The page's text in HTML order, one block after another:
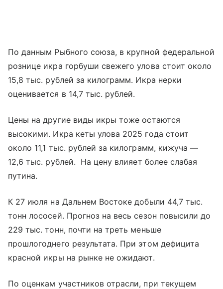
По данным Рыбного союза, в крупной федеральной
рознице икра горбуши свежего улова стоит около
15,8 тыс. рублей за килограмм. Икра нерки
оценивается в 14,7 тыс. рублей.
Цены на другие виды икры тоже остаются
высокими. Икра кеты улова 2025 года стоит
около 11,1 тыс. рублей за килограмм, кижуча —
12,6 тыс. рублей. На цену влияет более слабая
путина.
К 27 июля на Дальнем Востоке добыли 44,7 тыс.
тонн лососей. Прогноз на весь сезон повысили до
229 тыс. тонн, почти на треть меньше
прошлогоднего результата. При этом дефицита
красной икры на рынке не ожидают.
По оценкам участников отрасли, при текущем